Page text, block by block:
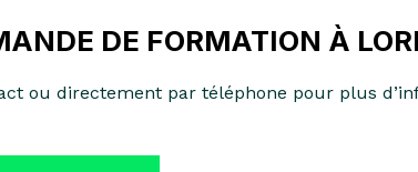
DE FORMATION À
ou directement par téléphone pour plus